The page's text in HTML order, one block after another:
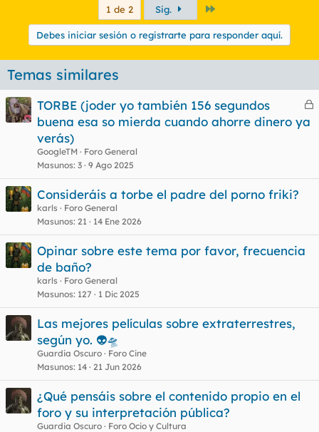
1 de 2 Sig.
Debes iniciar sesión o registrarte para responder aquí.
Temas similares
C
d
TORBE (joder yo también 156 segundos
buena esa so mierda cuando ahorre dinero ya
verás)
GoogleTM
Foro General
Masunos 3 9 Ago 2025
Consideráis a torbe el padre del porno friki?
karls
Foro General
Masunos 21 14 Ene 2026
Opinar sobre este tema por favor, frecuencia
de baño?
karls
Foro General
Masunos 127 1 Dic 2025
Las mejores películas sobre extraterrestres,
según yo. 👽🛸
Guardia Oscuro
Foro Cine
Masunos 14 21 Jun 2026
¿Qué pensáis sobre el contenido propio en el
foro y su interpretación pública?
Guardia Oscuro
Foro Ocio y Cultura